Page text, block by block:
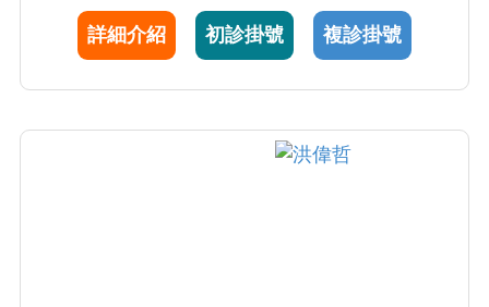
考官認證，並為五年級醫學生以及住院醫師之
教學推動人
詳細介紹 初診掛號 複診掛號